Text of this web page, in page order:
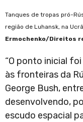
Tanques de tropas pró-
região de Luhansk, na
Ermochenko/Direitos
“O ponto inicial
às fronteiras da
George Bush,
desenvolvendo,
escudo espacial